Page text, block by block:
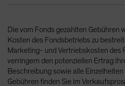
Die vom Fonds gezahlten Gebühren
Kosten des Fondsbetriebs zu
Marketing- und Vertriebskosten des
verringern den potenziellen Ertrag
Beschreibung sowie alle
Gebühren finden Sie im